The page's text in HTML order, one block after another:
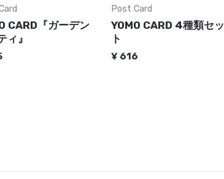
CARD『ガーデン
ィ』
Post Card
YOMO CARD 4種類セッ
ト
¥ 616